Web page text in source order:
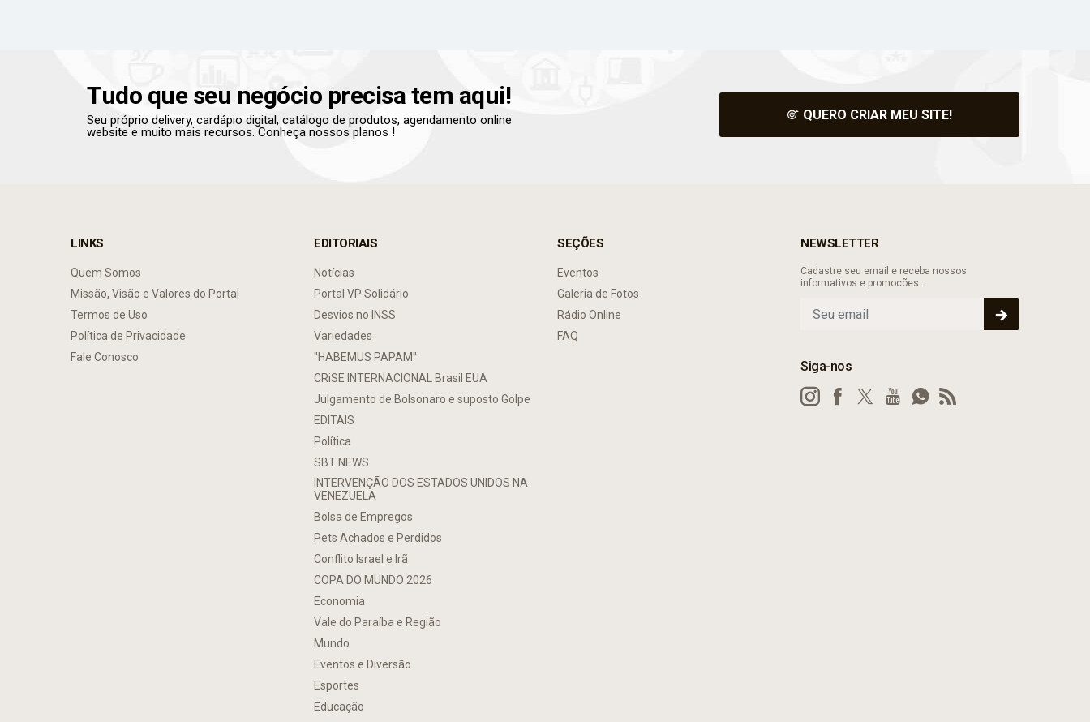
Tudo que seu negócio precisa tem aqui!
Seu próprio delivery, cardápio digital, catálogo de produtos, agendamento online
website e muito mais recursos. Conheça nossos planos !
QUERO CRIAR MEU SITE!
LINKS
Quem Somos
Missão, Visão e Valores do Portal
Termos de Uso
Política de Privacidade
Fale Conosco
EDITORIAIS
Notícias
Portal VP Solidário
Desvios no INSS
Variedades
"HABEMUS PAPAM"
CRiSE INTERNACIONAL Brasil EUA
Julgamento de Bolsonaro e suposto Golpe
EDITAIS
Política
SBT NEWS
INTERVENÇÃO DOS ESTADOS UNIDOS NA
VENEZUELA
Bolsa de Empregos
Pets Achados e Perdidos
Conflito Israel e Irã
COPA DO MUNDO 2026
Economia
Vale do Paraíba e Região
Mundo
Eventos e Diversão
Esportes
Educação
SEÇÕES
Eventos
Galeria de Fotos
Rádio Online
FAQ
NEWSLETTER
Cadastre seu email e receba nossos
informativos e promocões .
Siga-nos